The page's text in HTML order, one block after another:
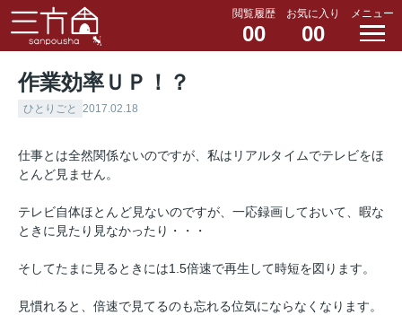
閲覧履歴
00
お気に入り
00
メニュー
作業効率ＵＰ！？
ひとりごと 2017.02.18
仕事とは全然関係ないのですが、私はリアルタイムでテレビをほ
とんど見ません。
テレビ自体ほとんど見ないのですが、一応録画しておいて、暇な
ときに見たり見なかったり・・・
そしてたまに見るときには1.5倍速で再生して時短を図ります。
見慣れると、倍速で見てるのも忘れる位気にならなくなります。